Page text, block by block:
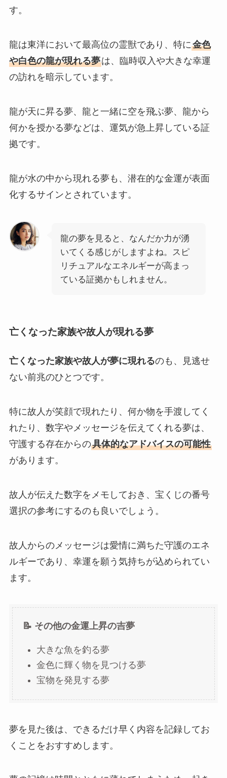
す。
龍は東洋において最高位の霊獣であり、特に金色
や白色の龍が現れる夢は、臨時収入や大きな幸運
の訪れを暗示しています。
龍が天に昇る夢、龍と一緒に空を飛ぶ夢、龍から
何かを授かる夢などは、運気が急上昇している証
拠です。
龍が水の中から現れる夢も、潜在的な金運が表面
化するサインとされています。
龍の夢を見ると、なんだか力が湧
いてくる感じがしますよね。スピ
リチュアルなエネルギーが高まっ
ている証拠かもしれません。
亡くなった家族や故人が現れる夢
亡くなった家族や故人が夢に現れるのも、見逃せ
ない前兆のひとつです。
特に故人が笑顔で現れたり、何か物を手渡してく
れたり、数字やメッセージを伝えてくれる夢は、
守護する存在からの具体的なアドバイスの可能性
があります。
故人が伝えた数字をメモしておき、宝くじの番号
選択の参考にするのも良いでしょう。
故人からのメッセージは愛情に満ちた守護のエネ
ルギーであり、幸運を願う気持ちが込められてい
ます。
📝 その他の金運上昇の吉夢
大きな魚を釣る夢
金色に輝く物を見つける夢
宝物を発見する夢
夢を見た後は、できるだけ早く内容を記録してお
くことをおすすめします。